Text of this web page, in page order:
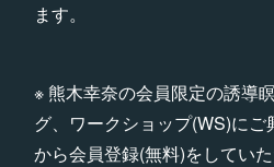
ます。
※ 熊木幸奈の会員限定の誘導
グ、ワークショップ(WS)にご
から会員登録(無料)をしてい